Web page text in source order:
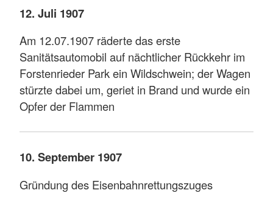
12. Juli 1907
Am 12.07.1907 räderte das erste
Sanitätsautomobil auf nächtlicher Rückkehr im
Forstenrieder Park ein Wildschwein; der Wagen
stürzte dabei um, geriet in Brand und wurde ein
Opfer der Flammen
10. September 1907
Gründung des Eisenbahnrettungszuges